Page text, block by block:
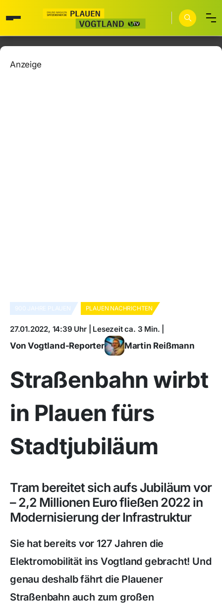
Anzeige
900 JAHRE PLAUEN PLAUEN NACHRICHTEN
27.01.2022, 14:39 Uhr | Lesezeit ca. 3 Min. |
Von Vogtland-Reporter Martin Reißmann
Straßenbahn wirbt
in Plauen fürs
Stadtjubiläum
Tram bereitet sich aufs Jubiläum vor
– 2,2 Millionen Euro fließen 2022 in
Modernisierung der Infrastruktur
Sie hat bereits vor 127 Jahren die
Elektromobilität ins Vogtland gebracht! Und
genau deshalb fährt die Plauener
Straßenbahn auch zum großen